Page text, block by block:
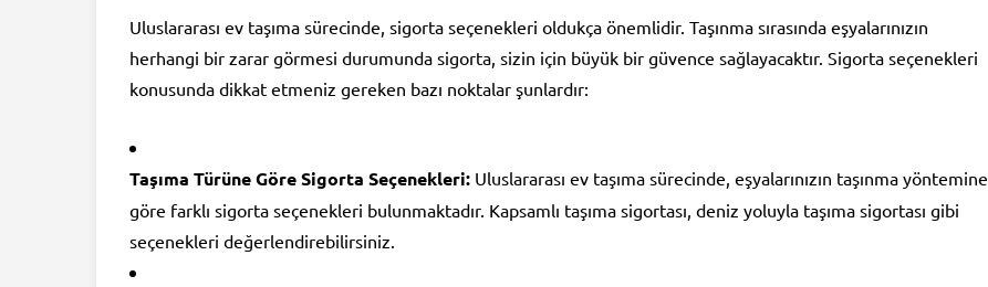
Uluslararası ev taşıma sürecinde, sigorta seçenekleri oldukça önemlidir. Taşınma sırasında eşyalarınızın
herhangi bir zarar görmesi durumunda sigorta, sizin için büyük bir güvence sağlayacaktır. Sigorta seçenekleri
konusunda dikkat etmeniz gereken bazı noktalar şunlardır:
Taşıma Türüne Göre Sigorta Seçenekleri: Uluslararası ev taşıma sürecinde, eşyalarınızın taşınma yöntemine
göre farklı sigorta seçenekleri bulunmaktadır. Kapsamlı taşıma sigortası, deniz yoluyla taşıma sigortası gibi
seçenekleri değerlendirebilirsiniz.